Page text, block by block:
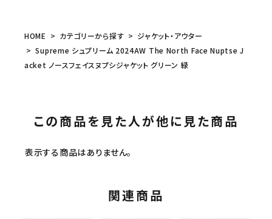
HOME カテゴリーから探す
ジャケット・アウター
Supreme シュプリーム 2024AW The North Face Nuptse J
acket ノースフェイスヌプシジャケット グリーン 緑
この商品を見た人が他に見た商品
表示する商品はありません。
関連商品